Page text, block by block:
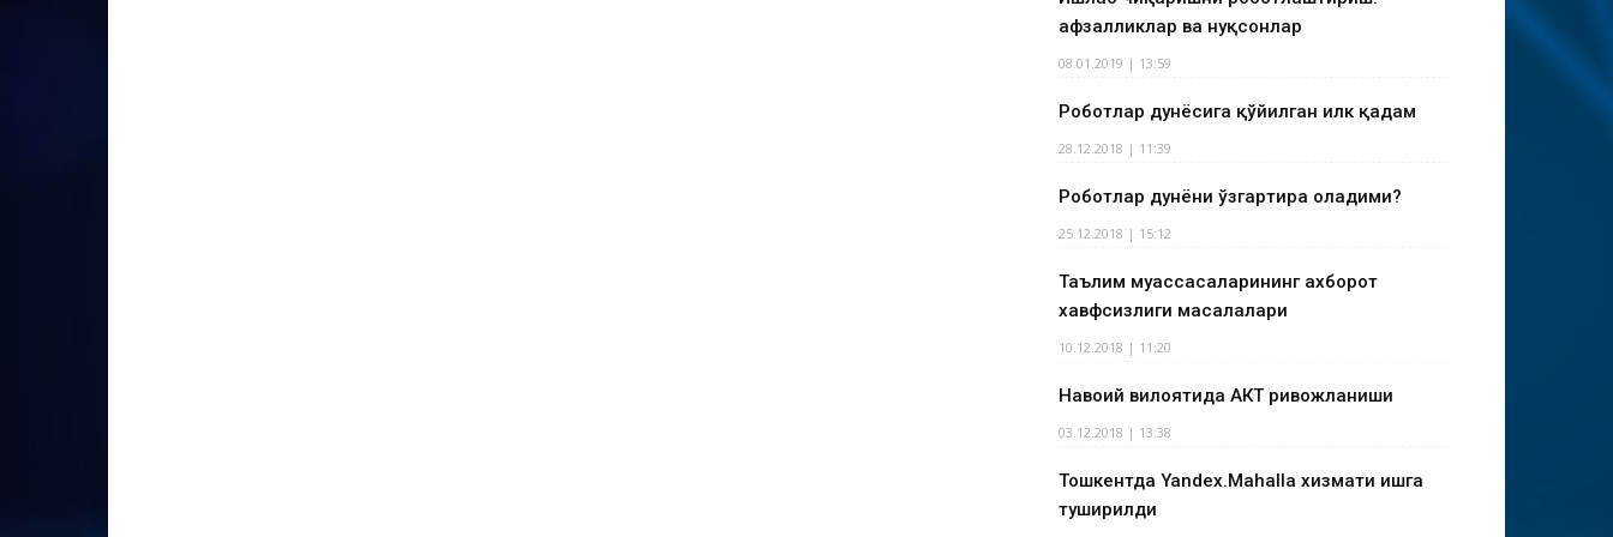
афзалликлар ва нуқсонлар
08.01.2019 | 13:59
Роботлар дунёсига қўйилган илк қадам
28.12.2018 | 11:39
Роботлар дунёни ўзгартира оладими?
25.12.2018 | 15:12
Таълим муассасаларининг ахборот
хавфсизлиги масалалари
10.12.2018 | 11:20
Навоий вилоятида АКТ ривожланиши
03.12.2018 | 13:38
Тошкентда Yandex.Mahalla хизмати ишга
туширилди